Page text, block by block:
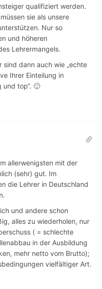
qualifiziert werden.
sie als unsere
Nur so
und höheren
Lehrermangels.
sind dann auch wie „echte
Ihrer Einteilung in
und top“. 🙂
allerwenigsten mit der
(sehr) gut. Im
die Lehrer in Deutschland
und andere schon
alles zu wiederholen, nur
( = schlechte
in der Ausbildung
mehr netto vom Brutto);
vielfältiger Art.